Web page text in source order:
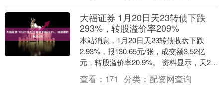
大福证券 1月20日天23转债下跌
293%，转股溢价率209%
本站消息，1月20日天23转债收盘下跌
2.93%，报130.65元/张，成交额3.52亿
元，转股溢价率20.9%。 资料显示，天23
转债信用级别为“AA”，债券....
查看： 171 分类： 配资网查询